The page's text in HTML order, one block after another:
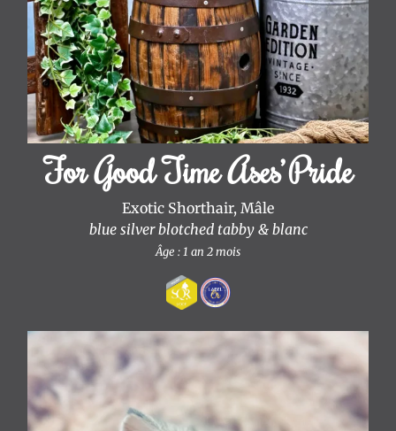
cours
Anciens
chatons
L’Exotic
Shorthair
et
Exotic
Shorthair
Guide
For Good Time Ases’ Pride
Exotic Shorthair, Mâle
blue silver blotched tabby & blanc
Âge : 1 an 2 mois